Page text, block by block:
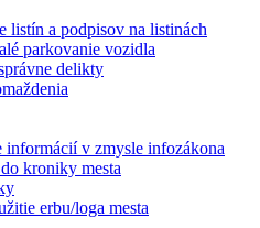
listín a podpisov na listinách
parkovanie vozidla
delikty
informácií v zmysle infozákona
kroniky mesta
erbu/loga mesta